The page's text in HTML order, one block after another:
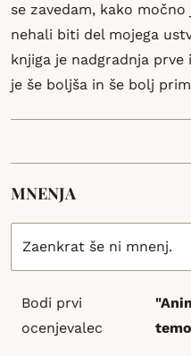
se zavedam, kako
nehali biti del mojega
knjiga je nadgradnja
je še boljša in še bolj
MNENJA
Zaenkrat še ni mnenj.
Bodi prvi
ocenjevalec